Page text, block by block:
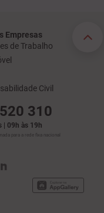
Empresas
de Trabalho
Civil
310
| 09h às 19h
para a rede fixa nacional